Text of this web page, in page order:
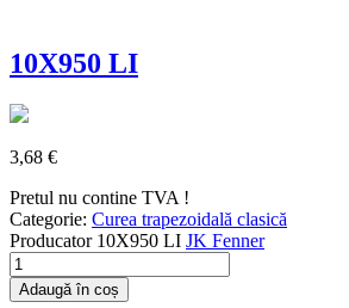
10X950 LI
3,68 €
Pretul nu contine TVA !
Categorie: Curea trapezoidală clasică
Producator 10X950 LI JK Fenner
Cantitate
10X950
LI
Adaugă în coș